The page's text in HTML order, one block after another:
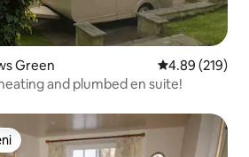
Green Ukadiriaji wa
4.89 (219)
and plumbed en suite!